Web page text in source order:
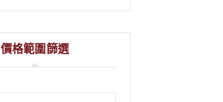
價格範圍篩選